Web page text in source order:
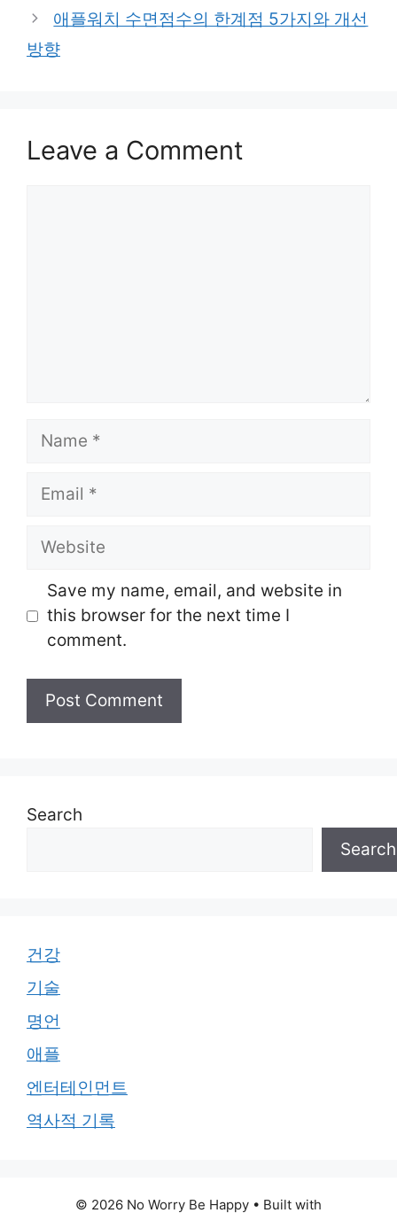
애플워치 수면점수의 한계점 5가지와 개선
방향
Leave a Comment
Name
Email
Website
Save my name, email, and website in
this browser for the next time I
comment.
Search
Search
건강
기술
명언
애플
엔터테인먼트
역사적 기록
© 2026 No Worry Be Happy • Built with